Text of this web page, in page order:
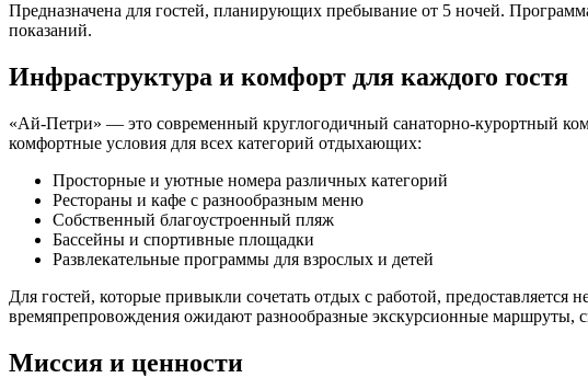
Предназначена для гостей, планирующих пребывание от 5 ночей.
показаний.
Инфраструктура и комфорт для каждого гостя
«Ай-Петри» — это современный круглогодичный санаторно-курортный
комфортные условия для всех категорий отдыхающих:
Просторные и уютные номера различных категорий
Рестораны и кафе с разнообразным меню
Собственный благоустроенный пляж
Бассейны и спортивные площадки
Развлекательные программы для взрослых и детей
Для гостей, которые привыкли сочетать отдых с работой,
времяпрепровождения ожидают разнообразные экскурсионные маршруты,
Миссия и ценности